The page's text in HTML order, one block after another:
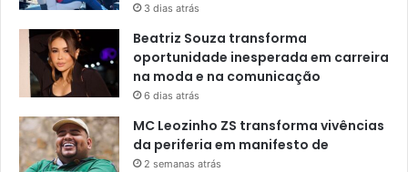
3 dias atrás
Beatriz Souza transforma
oportunidade inesperada em carreira
na moda e na comunicação
6 dias atrás
MC Leozinho ZS transforma vivências
da periferia em manifesto de
2 semanas atrás